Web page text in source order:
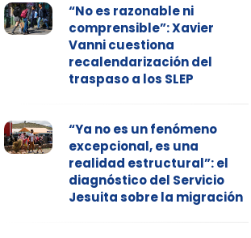
“No es razonable ni
comprensible”: Xavier
Vanni cuestiona
recalendarización del
traspaso a los SLEP
“Ya no es un fenómeno
excepcional, es una
realidad estructural”: el
diagnóstico del Servicio
Jesuita sobre la migración